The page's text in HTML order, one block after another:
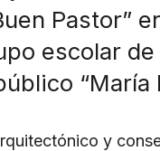
Pastor”
escolar
“María
y